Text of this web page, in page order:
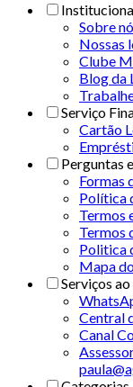
Sobre
Nossas
Clube
Blog da
Serviço
Cartão
Perguntas
Formas
Política
Termos
Termos
Politica
Mapa
Serviços
Central
Canal